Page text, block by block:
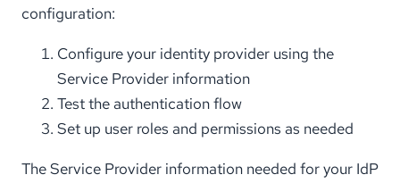
configuration:
Configure your identity provider using the
Service Provider information
Test the authentication flow
Set up user roles and permissions as needed
The Service Provider information needed for your IdP